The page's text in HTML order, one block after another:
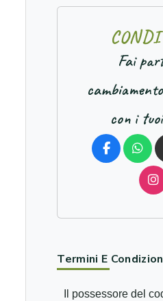
CONDI
Fai
con i
Termini E
Il possessore del